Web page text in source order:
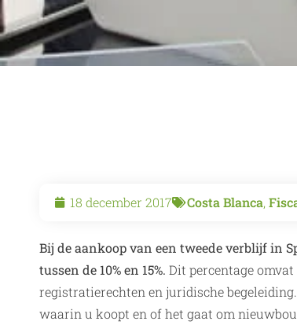
18 december 2017 Costa Blanca,
Bij de aankoop van een tweede verblijf in
tussen de 10% en 15%. Dit percentage
registratierechten en juridische
waarin u koopt en of het gaat om